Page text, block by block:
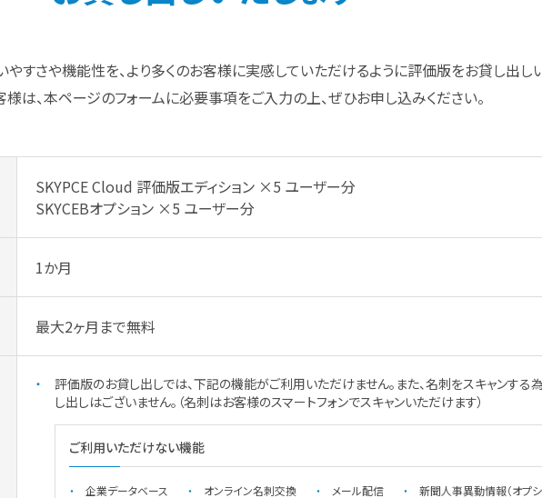
すさや機能性を、より多くのお客様に実感していただけるように評価版をお貸し出し
は、本ページのフォームに必要事項をご入力の上、ぜひお申し込みください。
SKYPCE Cloud 評価版エディション ×5 ユーザー分
SKYCEBオプション ×5 ユーザー分
1か月
最大2ヶ月まで無料
評価版のお貸し出しでは、下記の機能がご利用いただけません。また、名刺をスキャンする
し出しはございません。（名刺はお客様のスマートフォンでスキャンいただけます）
ご利用いただけない機能
企業データベース オンライン名刺交換 メール配信 新聞人事異動情報（オプシ